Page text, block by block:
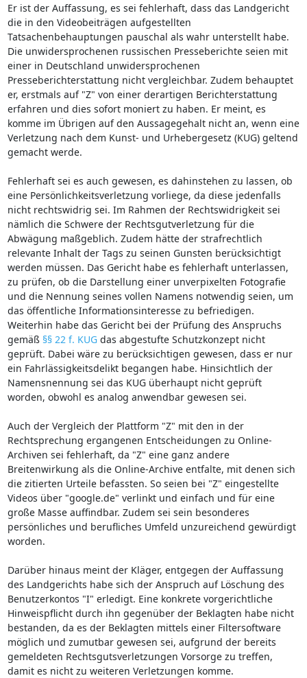
Er ist der Auffassung, es sei fehlerhaft, dass das Landgericht
die in den Videobeiträgen aufgestellten
Tatsachenbehauptungen pauschal als wahr unterstellt habe.
Die unwidersprochenen russischen Presseberichte seien mit
einer in Deutschland unwidersprochenen
Presseberichterstattung nicht vergleichbar. Zudem behauptet
er, erstmals auf "Z" von einer derartigen Berichterstattung
erfahren und dies sofort moniert zu haben. Er meint, es
komme im Übrigen auf den Aussagegehalt nicht an, wenn eine
Verletzung nach dem Kunst- und Urhebergesetz (KUG) geltend
gemacht werde.
Fehlerhaft sei es auch gewesen, es dahinstehen zu lassen, ob
eine Persönlichkeitsverletzung vorliege, da diese jedenfalls
nicht rechtswidrig sei. Im Rahmen der Rechtswidrigkeit sei
nämlich die Schwere der Rechtsgutverletzung für die
Abwägung maßgeblich. Zudem hätte der strafrechtlich
relevante Inhalt der Tags zu seinen Gunsten berücksichtigt
werden müssen. Das Gericht habe es fehlerhaft unterlassen,
zu prüfen, ob die Darstellung einer unverpixelten Fotografie
und die Nennung seines vollen Namens notwendig seien, um
das öffentliche Informationsinteresse zu befriedigen.
Weiterhin habe das Gericht bei der Prüfung des Anspruchs
gemäß §§ 22 f. KUGdas abgestufte Schutzkonzept nicht
geprüft. Dabei wäre zu berücksichtigen gewesen, dass er nur
ein Fahrlässigkeitsdelikt begangen habe. Hinsichtlich der
Namensnennung sei das KUG überhaupt nicht geprüft
worden, obwohl es analog anwendbar gewesen sei.
Auch der Vergleich der Plattform "Z" mit den in der
Rechtsprechung ergangenen Entscheidungen zu Online-
Archiven sei fehlerhaft, da "Z" eine ganz andere
Breitenwirkung als die Online-Archive entfalte, mit denen sich
die zitierten Urteile befassten. So seien bei "Z" eingestellte
Videos über "google.de" verlinkt und einfach und für eine
große Masse auffindbar. Zudem sei sein besonderes
persönliches und berufliches Umfeld unzureichend gewürdigt
worden.
Darüber hinaus meint der Kläger, entgegen der Auffassung
des Landgerichts habe sich der Anspruch auf Löschung des
Benutzerkontos "I" erledigt. Eine konkrete vorgerichtliche
Hinweispflicht durch ihn gegenüber der Beklagten habe nicht
bestanden, da es der Beklagten mittels einer Filtersoftware
möglich und zumutbar gewesen sei, aufgrund der bereits
gemeldeten Rechtsgutsverletzungen Vorsorge zu treffen,
damit es nicht zu weiteren Verletzungen komme.